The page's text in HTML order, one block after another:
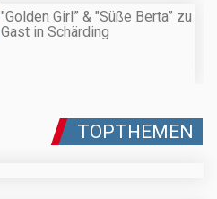
"Golden Girl” & "Süße Berta” zu
Gast in Schärding
TOPTHEMEN